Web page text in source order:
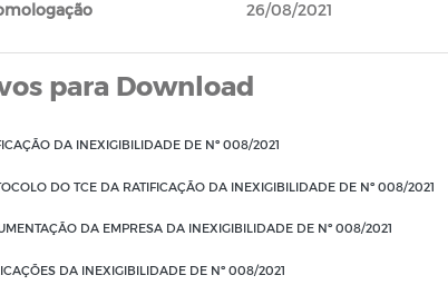
26/08/2021
para Download
DA INEXIGIBILIDADE DE Nº 008/2021
DO TCE DA RATIFICAÇÃO DA INEXIGIBILIDADE DE Nº 008/2021
DA EMPRESA DA INEXIGIBILIDADE DE Nº 008/2021
DA INEXIGIBILIDADE DE Nº 008/2021